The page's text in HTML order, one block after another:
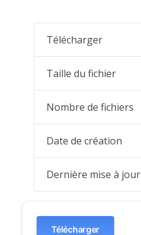
Télécharger
Taille du fichier
Nombre de fichiers
Date de création
Dernière mise à jour
Télécharger